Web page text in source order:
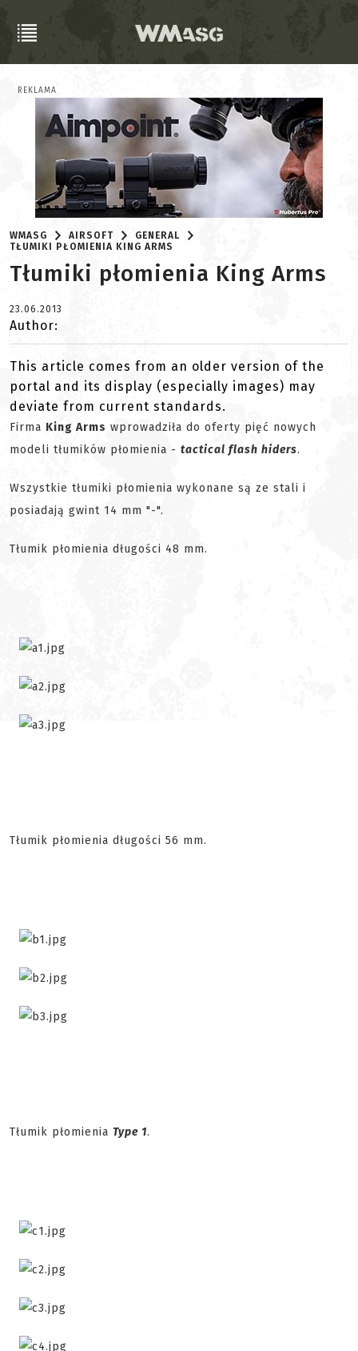
REKLAMA
WMASG AIRSOFT
GENERAL
TŁUMIKI PŁOMIENIA KING ARMS
Tłumiki płomienia King Arms
23.06.2013
Author:
This article comes from an older version of the
portal and its display (especially images) may
deviate from current standards.
Firma King Arms wprowadziła do oferty pięć nowych
modeli tłumików płomienia - tactical flash hiders.
Wszystkie tłumiki płomienia wykonane są ze stali i
posiadają gwint 14 mm "-".
Tłumik płomienia długości 48 mm.
Tłumik płomienia długości 56 mm.
Tłumik płomienia Type 1.